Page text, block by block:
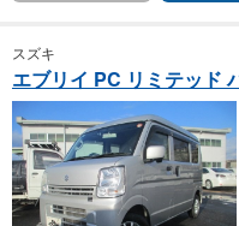
スズキ
エブリイ PC リミテッド